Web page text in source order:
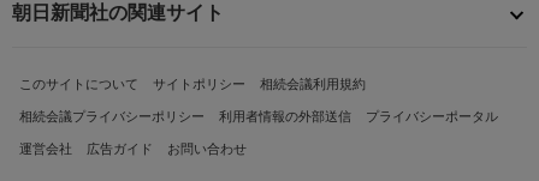
朝日新聞社の関連サイト
このサイトについて サイトポリシー 相続会議利用規約
相続会議プライバシーポリシー 利用者情報の外部送信 プライバシーポータル
運営会社 広告ガイド お問い合わせ